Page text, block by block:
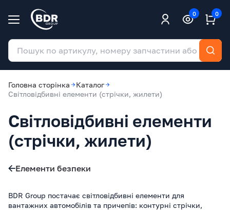
0 0
Головна сторінка
Каталог
Світловідбивні елементи (стрічки, жилети)
Світловідбивні елементи
(стрічки, жилети)
Елементи безпеки
BDR Group постачає світловідбивні елементи для
вантажних автомобілів та причепів: контурні стрічки,